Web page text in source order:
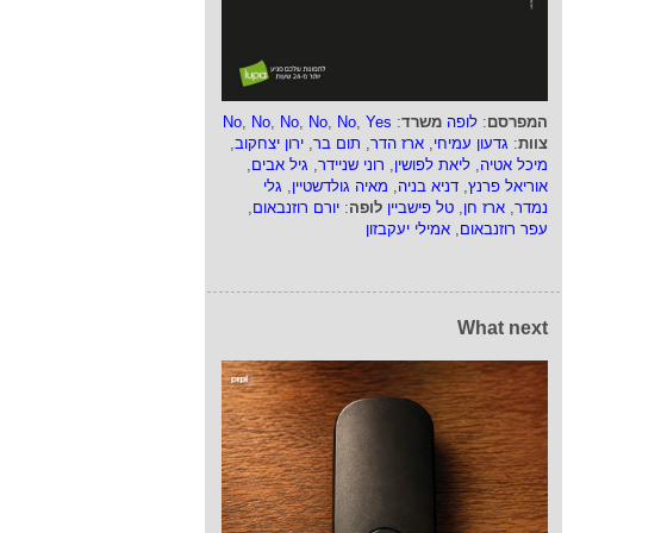
המפרסם: לופה משרד:
No, No, No, No, No, Yes
צוות: גדעון עמיחי, ארז הדר, תום בר, ירון יצחקוב,
מיכל אטיה, ליאת לפושין, רוני שניידר, גיל אבים,
אוריאל פרנץ, דניא בניה, מאיה גולדשטיין, גלי
נמדר, ארז חן, טל פישביין לופה: יורם רוזנבאום,
עפר רוזנבאום, אמילי יעקבזון
What next